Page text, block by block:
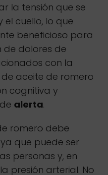
la tensión que se
cuello, lo que
beneficioso para
de dolores de
con la
aceite de romero
cognitiva y
alerta.
romero debe
que puede ser
personas y, en
presión arterial. No